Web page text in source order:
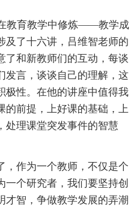
教育教学中修炼——教学成
及了十六讲，吕维智老师的
了和新教师们的互动，每谈
发言，谈谈自己的理解，这
极性。在他的讲座中值得我
的前提，上好课的基础，上
处理课堂突发事件的智慧
，作为一个教师，不仅是个
一个研究者，我们要坚持创
才智，争做教学发展的弄潮